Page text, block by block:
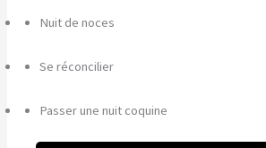
Nuit de noces
Se réconcilier
Passer une nuit coquine